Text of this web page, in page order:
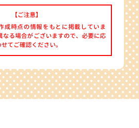
【ご注意】
成時点の情報をもとに掲載していま
なる場合がございますので、必要に応
てご確認ください。